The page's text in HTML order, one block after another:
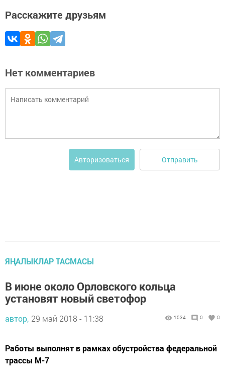
Расскажите друзьям
Нет комментариев
Авторизоваться Отправить
ЯҢАЛЫКЛАР ТАСМАСЫ
В июне около Орловского кольца
установят новый светофор
автор, 29 май 2018 - 11:38 1534 0 0
Работы выполнят в рамках обустройства федеральной
трассы М-7